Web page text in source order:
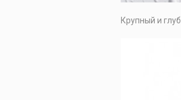
Крупный и